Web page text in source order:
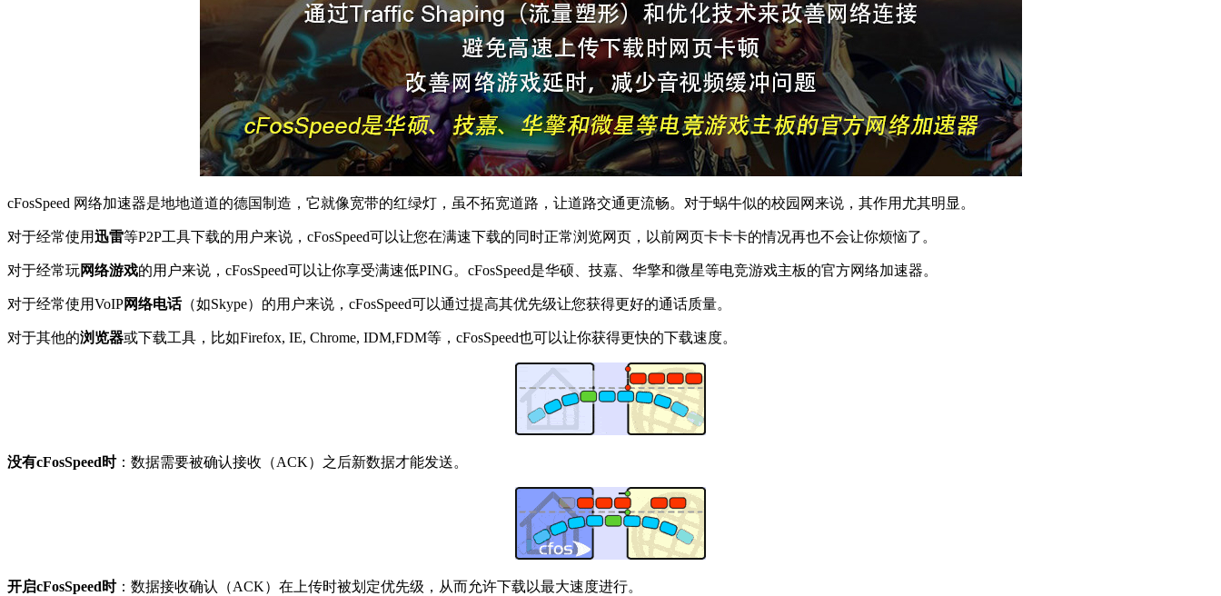
cFosSpeed 网络加速器是地地道道的德国制造，它就像宽带的红绿灯，虽不拓宽道路，让道路交通更流畅。对于蜗牛似的校园网来说，其作用尤其明显。
对于经常使用迅雷等P2P工具下载的用户来说，cFosSpeed可以让您在满速下载的同时正常浏览网页，以前网页卡卡卡的情况再也不会让你烦恼了。
对于经常玩网络游戏的用户来说，cFosSpeed可以让你享受满速低PING。cFosSpeed是华硕、技嘉、华擎和微星等电竞游戏主板的官方网络加速器。
对于经常使用VoIP网络电话（如Skype）的用户来说，cFosSpeed可以通过提高其优先级让您获得更好的通话质量。
对于其他的浏览器或下载工具，比如Firefox, IE, Chrome, IDM,FDM等，cFosSpeed也可以让你获得更快的下载速度。
没有cFosSpeed时：数据需要被确认接收（ACK）之后新数据才能发送。
开启cFosSpeed时：数据接收确认（ACK）在上传时被划定优先级，从而允许下载以最大速度进行。